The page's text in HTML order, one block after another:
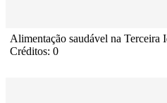
Alimentação saudável na Terceira
Créditos: 0